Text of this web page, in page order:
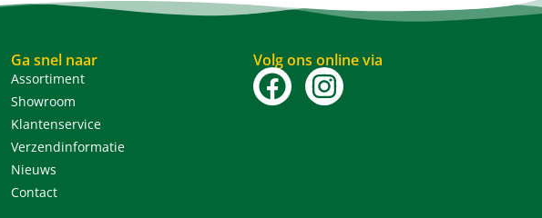
Ga snel naar
Assortiment
Showroom
Klantenservice
Verzendinformatie
Nieuws
Contact
Volg ons online via